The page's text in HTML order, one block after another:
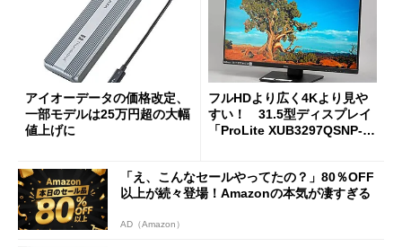
アイオーデータの価格改定、
一部モデルは25万円超の大幅
値上げに
フルHDより広く4Kより見や
すい！ 31.5型ディスプレイ
「ProLite XUB3297QSNP-B
「え、こんなセールやってたの？」80％OFF
以上が続々登場！Amazonの本気が凄すぎる
AD（Amazon）